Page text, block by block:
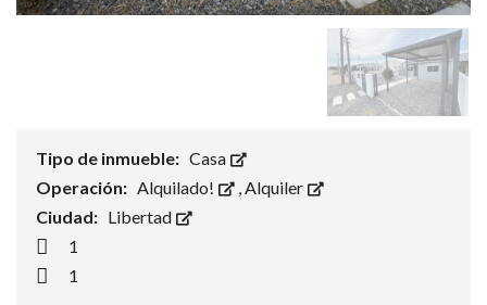
Tipo de inmueble: Casa
Operación: Alquilado! ,Alquiler
Ciudad: Libertad
1
1